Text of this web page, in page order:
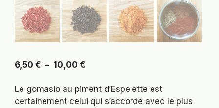
6,50 € – 10,00 €
prix :
6,50 €
Le gomasio au piment d’Espelette est
certainement celui qui s’accorde avec le plus